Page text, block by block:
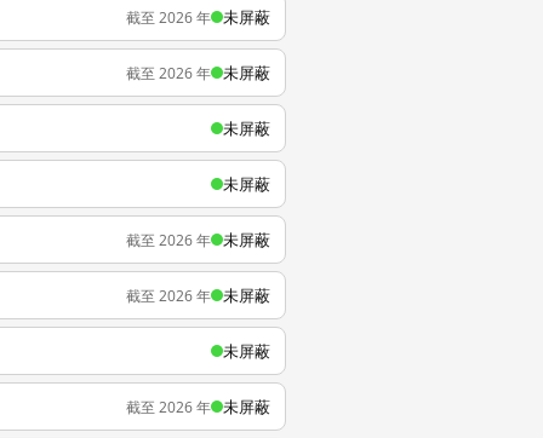
截至 2026 年 未屏蔽
截至 2026 年 未屏蔽
未屏蔽
未屏蔽
截至 2026 年 未屏蔽
截至 2026 年 未屏蔽
未屏蔽
截至 2026 年 未屏蔽